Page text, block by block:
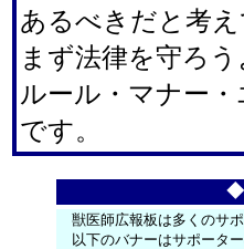
あるべきだと考え
まず法律を守ろう
ルール・マナー
です。
◆
獣医師広報板は多くのサ
以下のバナーはサポータ